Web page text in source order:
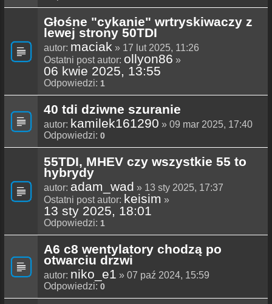
Głośne "cykanie" wrtryskiwaczy z
lewej strony 50TDI
autor: maciak » 17 lut 2025, 11:26
Ostatni post autor: ollyon86 »
06 kwie 2025, 13:55
Odpowiedzi: 1
40 tdi dziwne szuranie
autor: kamilek161290 » 09 mar 2025, 17:40
Odpowiedzi: 0
55TDI, MHEV czy wszystkie 55 to
hybrydy
autor: adam_wad » 13 sty 2025, 17:37
Ostatni post autor: keisim »
13 sty 2025, 18:01
Odpowiedzi: 1
A6 c8 wentylatory chodzą po
otwarciu drzwi
autor: niko_e1 » 07 paź 2024, 15:59
Odpowiedzi: 0